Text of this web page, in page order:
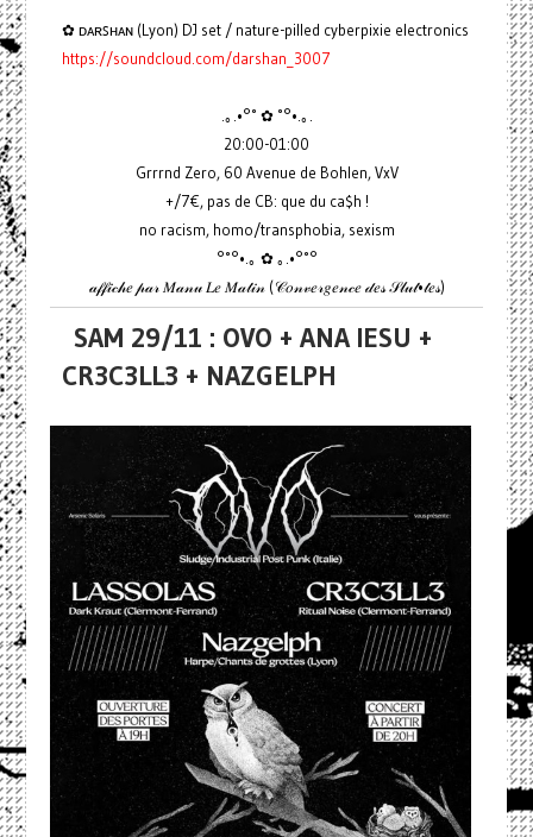
✿ ᴅᴀʀꜱʜᴀɴ (Lyon) DJ set / nature-pilled cyberpixie electronics
https://soundcloud.com/darshan_3007
.｡.•°˚ ✿ ˚°•.｡.
20:00-01:00
Grrrnd Zero, 60 Avenue de Bohlen, VxV
+/7€, pas de CB: que du ca$h !
no racism, homo/transphobia, sexism
°˚°•.｡ ✿ ｡.•°˚°
𝒶𝒻𝒻𝒾𝒸𝒽𝑒 𝓅𝒶𝓇 𝑀𝒶𝓃𝓊 𝐿𝑒 𝑀𝒶𝓉𝒾𝓃 (𝒞𝑜𝓃𝓋𝑒𝓇𝑔𝑒𝓃𝒸𝑒 𝒹𝑒𝓈 𝒮𝓁𝓊𝓉•𝓉𝑒𝓈)
SAM 29/11 : OVO + ANA IESU +
CR3C3LL3 + NAZGELPH